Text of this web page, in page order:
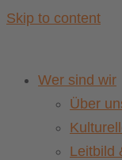
Skip to content
Wer sind wir
Über
Leitbild